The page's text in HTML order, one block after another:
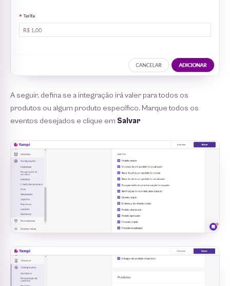
A seguir, defina se a integração irá valer para todos os
produtos ou algum produto específico. Marque todos os
eventos desejados e clique em Salvar